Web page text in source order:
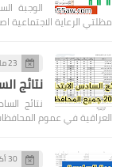
الوجبة
مظلتي الرعاية
23 مايو 2026
نتائج السادس
العراقية في عموم
30 أكتوبر 2023